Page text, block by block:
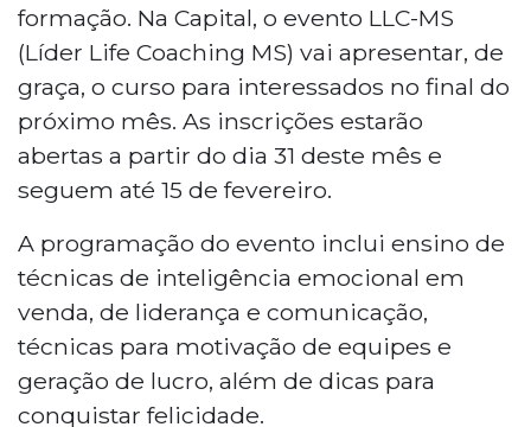
formação. Na Capital, o evento LLC-MS
(Líder Life Coaching MS) vai apresentar, de
graça, o curso para interessados no final do
próximo mês. As inscrições estarão
abertas a partir do dia 31 deste mês e
seguem até 15 de fevereiro.
A programação do evento inclui ensino de
técnicas de inteligência emocional em
venda, de liderança e comunicação,
técnicas para motivação de equipes e
geração de lucro, além de dicas para
conquistar felicidade.